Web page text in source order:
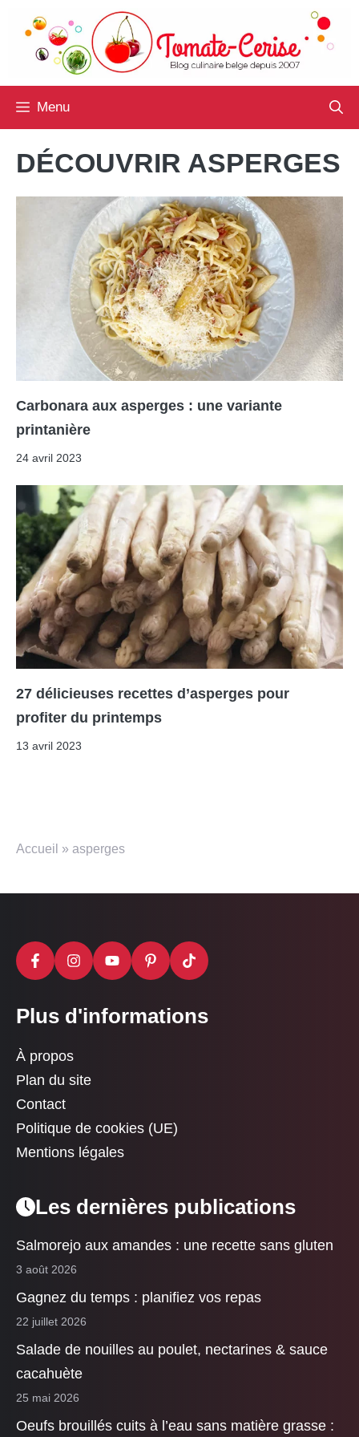
contenu
Menu
DÉCOUVRIR ASPERGES
Carbonara aux asperges : une variante
printanière
24 avril 2023
27 délicieuses recettes d’asperges pour
profiter du printemps
13 avril 2023
Accueil » asperges
Plus d'informations
À propos
Plan du site
Contact
Politique de cookies (UE)
Mentions légales
Les dernières publications
Salmorejo aux amandes : une recette sans gluten
3 août 2026
Gagnez du temps : planifiez vos repas
22 juillet 2026
Salade de nouilles au poulet, nectarines & sauce
cacahuète
25 mai 2026
Oeufs brouillés cuits à l’eau sans matière grasse :